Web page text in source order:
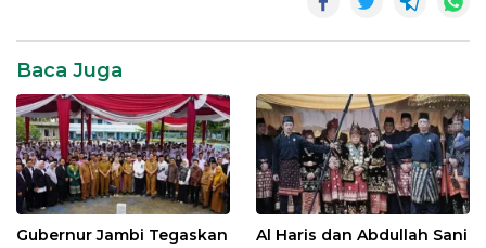
Pemprov
Baca Juga
Gubernur Jambi Tegaskan
Al Haris dan Abdullah Sani